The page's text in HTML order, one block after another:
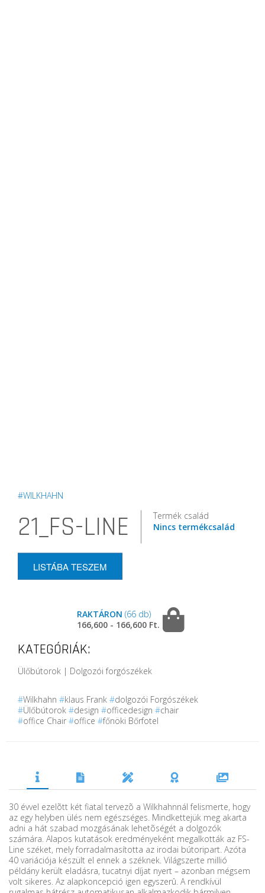
#WILKHAHN
21_FS-LINE
Termék család
Nincs termékcsalád
LISTÁBA TESZEM
RAKTÁRON (66 db)
166,600 - 166,600 Ft.
KATEGÓRIÁK:
Ülőbútorok | Dolgozói forgószékek
#Wilkhahn #klaus Frank #dolgozói Forgószékek
#Ülőbútorok #design #officedesign #chair
#office Chair #office #főnöki Bőrfotel
30 évvel ezelõtt két fiatal tervezõ a Wilkhahnnál felismerte, hogy
az egy helyben ülés nem egészséges. Mindkettejük meg akarta
adni a hát szabad mozgásának lehetõségét a dolgozók
számára. Alapos kutatások eredményeként megalkották az FS-
Line széket, mely forradalmasította az irodai bútoripart. Azóta
40 variációja készült el ennek a széknek. Világszerte millió
példány került eladásra, tucatnyi díjat nyert – azonban mégsem
volt sikeres. Az alapkoncepció igen egyszerû. A rendkívül